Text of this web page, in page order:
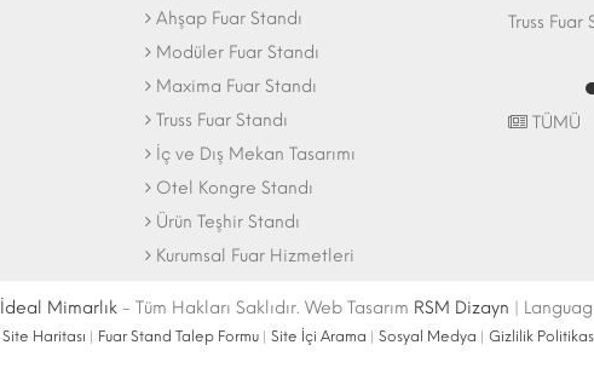
Ahşap Fuar Standı
Modüler Fuar Standı
Maxima Fuar Standı
Truss Fuar Standı
İç ve Dış Mekan Tasarımı
Otel Kongre Standı
Ürün Teşhir Standı
Kurumsal Fuar Hizmetleri
TÜMÜ
İdeal Mimarlık - Tüm Hakları Saklıdır. Web Tasarım RSM Dizayn |
Site Haritası Fuar Stand Talep Formu Site İçi Arama Sosyal Medya Gizlilik